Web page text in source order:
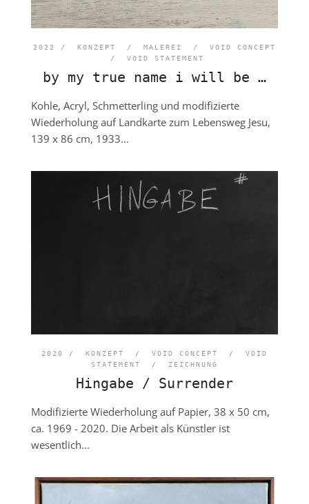
2022 / KONZEPT / MALEREI / VOID CONCEPT
/ VOID STATEMENT
by my true name i will be …
Kohle, Acryl, Schmetterling und modifizierte
Wiederholung auf Landkarte zum Lebensweg Jesu,
139 x 86 cm, 1933...
2020 / KONZEPT / VOID CONCEPT / VOID
STATEMENT
/ ZEICHNUNG
Hingabe / Surrender
Modifizierte Wiederholung auf Papier, 38 x 50 cm,
ca. 1969 - 2020. Die Arbeit als Künstler ist
wesentlich...